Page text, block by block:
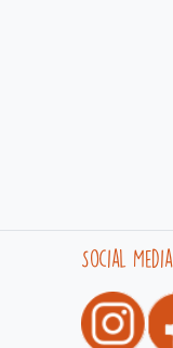
Social Media